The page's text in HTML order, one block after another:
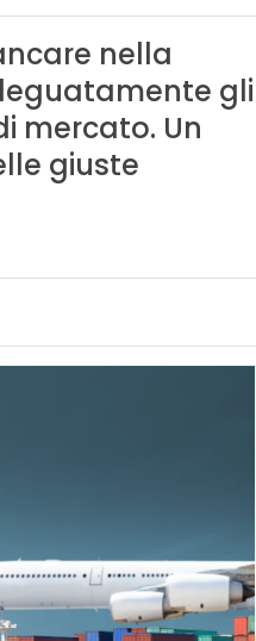
nella
gli
mercato. Un
giuste